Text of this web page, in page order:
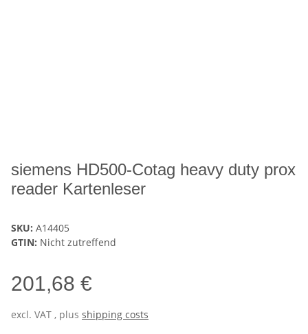
siemens HD500-Cotag heavy duty prox
reader Kartenleser
SKU: A14405
GTIN: Nicht zutreffend
201,68 €
excl. VAT , plus shipping costs